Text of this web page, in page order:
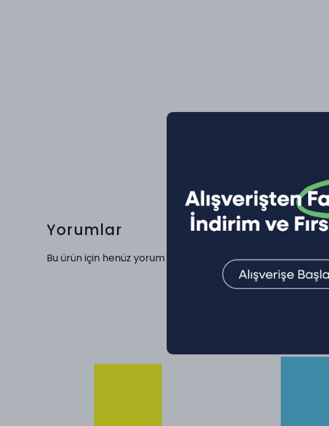
Yorumlar
Bu ürün için henüz yorum yapılmamış.